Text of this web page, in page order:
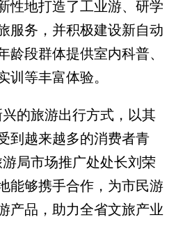
性地打造了工业游、研学
服务，并积极建设新自动
龄段群体提供室内科普、
训等丰富体验。
的旅游出行方式，以其
到越来越多的消费者青
局市场推广处处长刘荣
能够携手合作，为市民游
产品，助力全省文旅产业